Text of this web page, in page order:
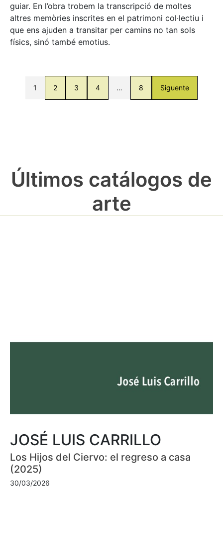
guiar. En l’obra trobem la transcripció de moltes
altres memòries inscrites en el patrimoni col·lectiu i
que ens ajuden a transitar per camins no tan sols
físics, sinó també emotius.
1 2 3 4 … 8 Siguente
Últimos catálogos de
arte
JOSÉ LUIS CARRILLO
Los Hijos del Ciervo: el regreso a casa
(2025)
30/03/2026